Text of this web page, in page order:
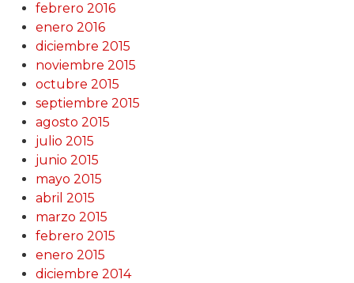
febrero 2016
enero 2016
diciembre 2015
noviembre 2015
octubre 2015
septiembre 2015
agosto 2015
julio 2015
junio 2015
mayo 2015
abril 2015
marzo 2015
febrero 2015
enero 2015
diciembre 2014